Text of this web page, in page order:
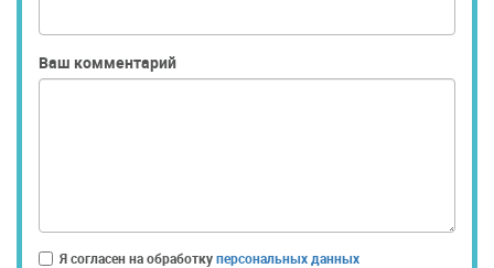
Ваш комментарий
Я согласен на обработкуперсональных данных